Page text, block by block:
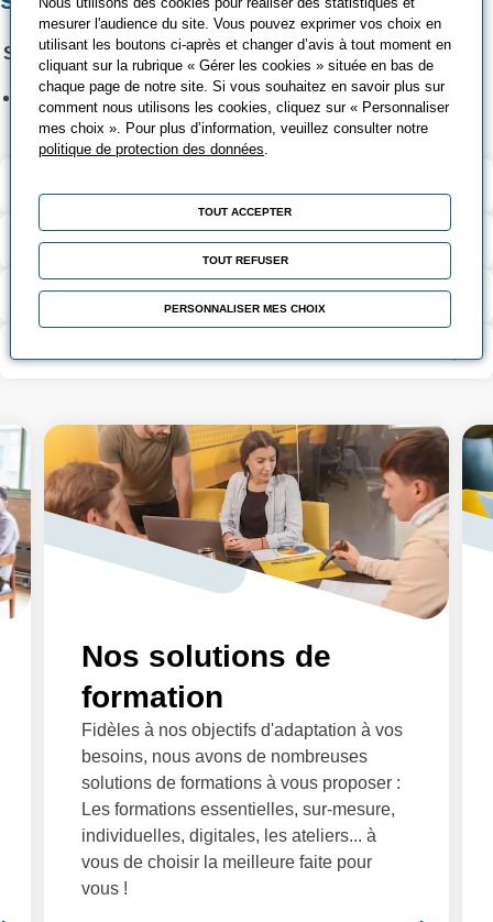
Saint-Quentin
Du 25/09/2026 au 12/02/2027 : 12
Outils pédagogiques
Contenu de la formation
Nos solutions de
formation
Fidèles à nos objectifs d'adaptation à vos
besoins, nous avons de nombreuses
solutions de formations à vous proposer :
Les formations essentielles, sur-mesure,
individuelles, digitales, les ateliers... à
vous de choisir la meilleure faite pour
vous !
mesurer l'audience du site. Vous pouvez exprimer vos choix en
utilisant les boutons ci-après et changer d’avis à tout moment en
cliquant sur la rubrique « Gérer les cookies » située en bas de
chaque page de notre site. Si vous souhaitez en savoir plus sur
comment nous utilisons les cookies, cliquez sur « Personnaliser
mes choix ». Pour plus d’information, veuillez consulter notre
politique de protection des données.
TOUT ACCEPTER
TOUT REFUSER
PERSONNALISER MES CHOIX